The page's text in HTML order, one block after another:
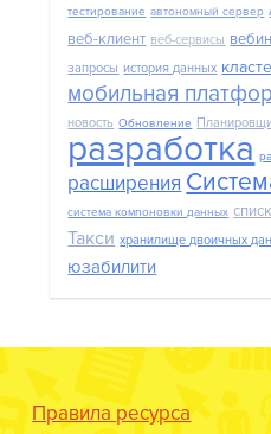
тестирование автономный сервер
веб-клиент веб-сервисы
запросы история данных
мобильная
новость Обновление
разработка
расширения
система компоновки данных
Такси хранилище двоичных
юзабилити
Правила ресурса